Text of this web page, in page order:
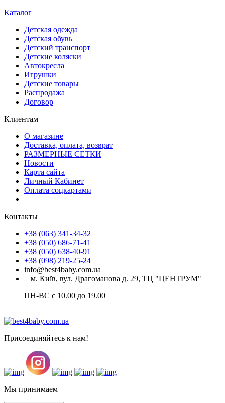
Каталог
Детская одежда
Детская обувь
Детский транспорт
Детские коляски
Автокресла
Игрушки
Детские товары
Распродажа
Договор
Клиентам
О магазине
Доставка, оплата, возврат
РАЗМЕРНЫЕ СЕТКИ
Новости
Карта сайта
Личный Кабинет
Оплата соцкартами
Контакты
+38 (063) 341-34-32
+38 (050) 686-71-41
+38 (050) 638-40-91
+38 (098) 219-25-24
info@best4baby.com.ua
м. Київ, вул. Драгоманова д. 29, ТЦ "ЦЕНТРУМ"
ПН-ВС с 10.00 до 19.00
Присоединяйтесь к нам!
Мы принимаем